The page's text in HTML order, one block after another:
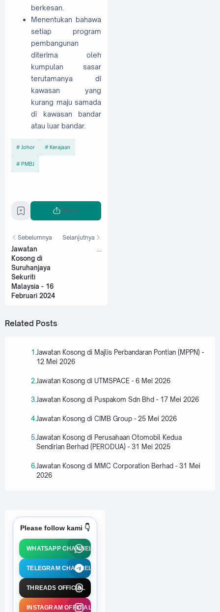
berkesan.
Menentukan bahawa
setiap program
pembangunan
diterima oleh
kumpulan sasar
terutamanya di
kawasan yang
kurang maju samada
di kawasan bandar
atau luar bandar.
Johor Kerajaan
PMBJ
Share
Sebelumnya
Jawatan
Kosong di
Suruhanjaya
Sekuriti
Malaysia - 16
Februari 2024
Selanjutnya
...
Related Posts
Jawatan Kosong di Majlis Perbandaran Pontian (MPPN) -
12 Mei 2026
Jawatan Kosong di UTMSPACE - 6 Mei 2026
Jawatan Kosong di Puspakom Sdn Bhd - 17 Mei 2026
Jawatan Kosong di CIMB Group - 25 Mei 2026
Jawatan Kosong di Perusahaan Otomobil Kedua
Sendirian Berhad (PERODUA) - 31 Mei 2025
Jawatan Kosong di MMC Corporation Berhad - 31 Mei
2026
Please follow kami 👇
WHATSAPP CHANNEL
TELEGRAM CHANNEL
THREADS OFFICIAL
INSTAGRAM OFFICIAL